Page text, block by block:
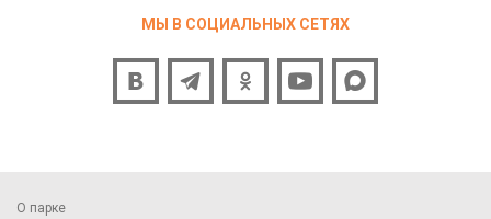
МЫ В СОЦИАЛЬНЫХ СЕТЯХ
О парке